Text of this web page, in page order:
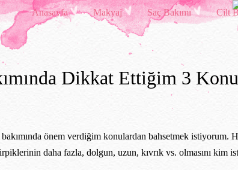
Anasayfa Makyaj Saç Bakımı Cilt
Dikkat Ettiğim 3 Konu
önem verdiğim konulardan bahsetmek istiyorum.
daha fazla, dolgun, uzun, kıvrık vs. olmasını kim